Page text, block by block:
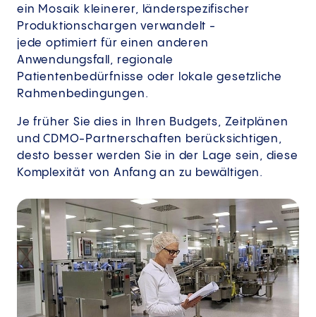
ein Mosaik kleinerer, länderspezifischer
Produktionschargen verwandelt -
jede optimiert für einen anderen
Anwendungsfall, regionale
Patientenbedürfnisse oder lokale gesetzliche
Rahmenbedingungen.
Je früher Sie dies in Ihren Budgets, Zeitplänen
und CDMO-Partnerschaften berücksichtigen,
desto besser werden Sie in der Lage sein, diese
Komplexität von Anfang an zu bewältigen.